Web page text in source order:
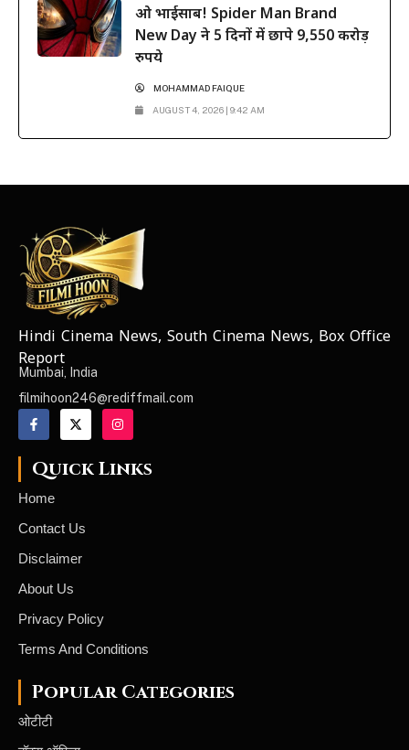
ओ भाईसाब! Spider Man Brand
New Day ने 5 दिनों में छापे 9,550 करोड़
रुपये
MOHAMMAD FAIQUE
AUGUST 4, 2026 | 9:42 AM
NEWS ELEMENTOR
Hindi Cinema News, South Cinema News, Box Office
Report
Mumbai, India
filmihoon246@rediffmail.com
Quick Links
Home
Contact Us
Disclaimer
About Us
Privacy Policy
Terms And Conditions
Popular Categories
ओटीटी